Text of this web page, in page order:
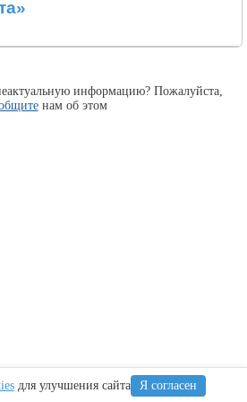
информацию? Пожалуйста,
нам об этом
Крым Регионы
для улучшения сайта Я согласен